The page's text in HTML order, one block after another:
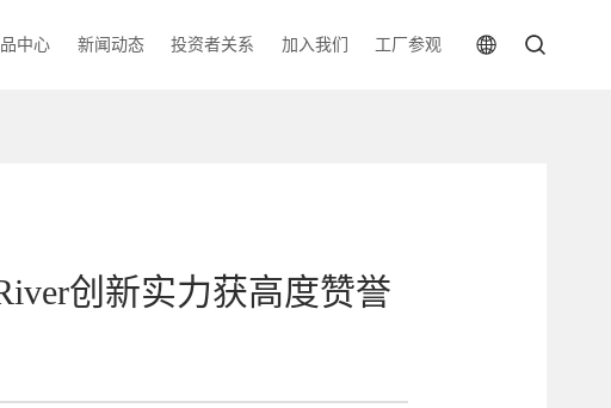
中心 新闻动态 投资者关系 加入我们 工厂参观
创新实力获高度赞誉